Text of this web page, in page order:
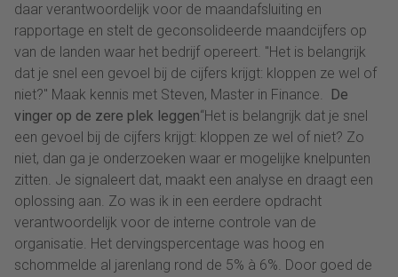
daar verantwoordelijk voor de maandafsluiting en
rapportage en stelt de geconsolideerde maandcijfers op
van de landen waar het bedrijf opereert. "Het is belangrijk
dat je snel een gevoel bij de cijfers krijgt: kloppen ze wel of
niet?" Maak kennis met Steven, Master in Finance.
De
vinger op de zere plek leggen“Het is belangrijk dat je snel
een gevoel bij de cijfers krijgt: kloppen ze wel of niet? Zo
niet, dan ga je onderzoeken waar er mogelijke knelpunten
zitten. Je signaleert dat, maakt een analyse en draagt een
oplossing aan. Zo was ik in een eerdere opdracht
verantwoordelijk voor de interne controle van de
organisatie. Het dervingspercentage was hoog en
schommelde al jarenlang rond de 5% à 6%. Door goed de